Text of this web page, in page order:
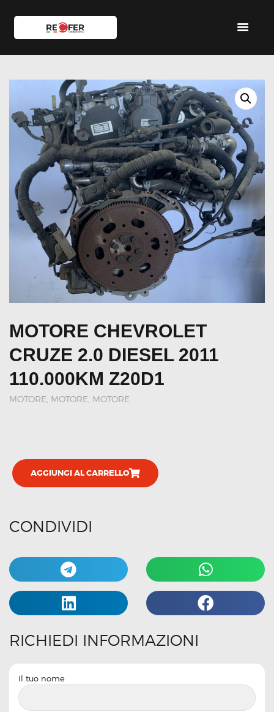
HOME
IL TEAM
CONTATTI
ACCOUNT
MOTORE CHEVROLET
CRUZE 2.0 DIESEL 2011
110.000KM Z20D1
MOTORE MOTORE, MOTORE
AGGIUNGI AL CARRELLO
CONDIVIDI
RICHIEDI INFORMAZIONI
Il tuo nome